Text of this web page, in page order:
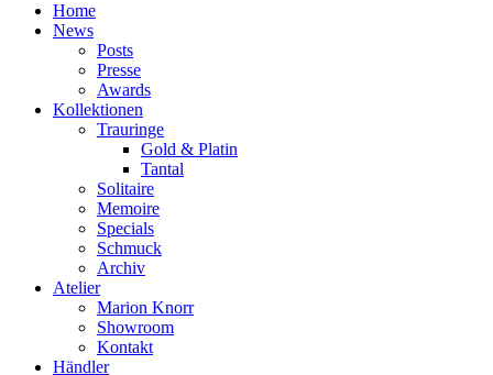
Home
News
Posts
Presse
Awards
Kollektionen
Trauringe
Gold & Platin
Tantal
Solitaire
Memoire
Specials
Schmuck
Archiv
Atelier
Marion Knorr
Showroom
Kontakt
Händler